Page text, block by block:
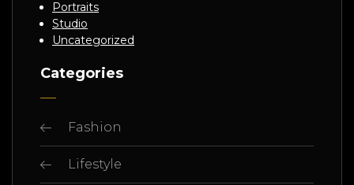
Portraits
Studio
Uncategorized
Categories
Fashion
Lifestyle